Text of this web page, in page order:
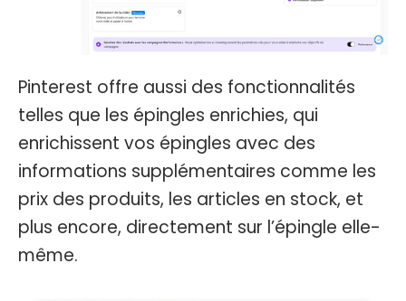
Pinterest offre aussi des fonctionnalités
telles que les épingles enrichies, qui
enrichissent vos épingles avec des
informations supplémentaires comme les
prix des produits, les articles en stock, et
plus encore, directement sur l’épingle elle-
même.